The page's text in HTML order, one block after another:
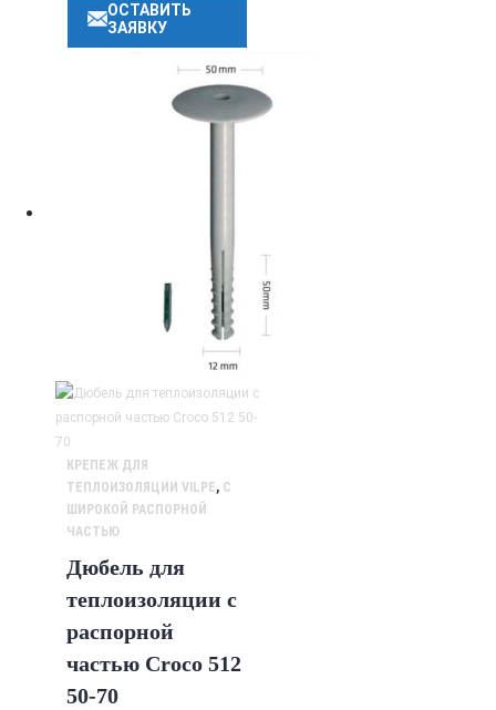
ОСТАВИТЬ
ЗАЯВКУ
КРЕПЕЖ ДЛЯ
ТЕПЛОИЗОЛЯЦИИ VILPE, С
ШИРОКОЙ РАСПОРНОЙ
ЧАСТЬЮ
Дюбель для
теплоизоляции с
распорной
частью Croco 512
50-70